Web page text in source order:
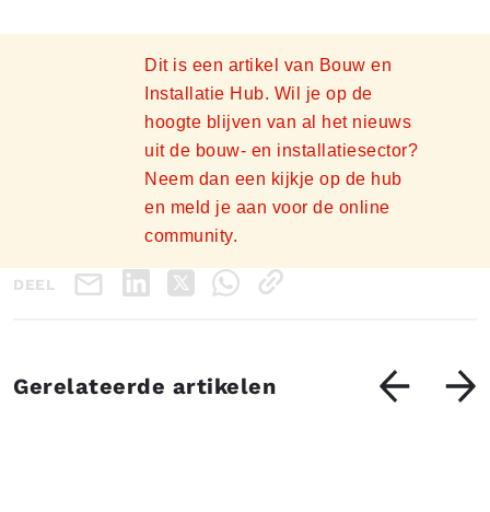
Dit is een artikel van Bouw en
Installatie Hub. Wil je op de
hoogte blijven van al het nieuws
uit de bouw- en installatiesector?
Neem dan een kijkje op de hub
en meld je aan voor de online
community.
DEEL
Gerelateerde artikelen